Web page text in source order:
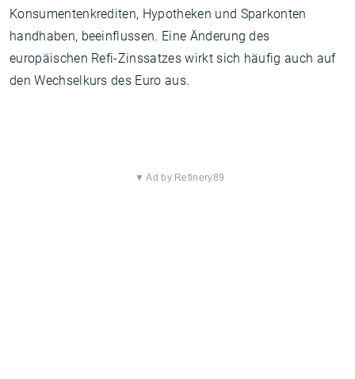
Konsumentenkrediten, Hypotheken und Sparkonten
handhaben, beeinflussen. Eine Änderung des
europäischen Refi-Zinssatzes wirkt sich häufig auch auf
den Wechselkurs des Euro aus.
▼ Ad by Refinery89